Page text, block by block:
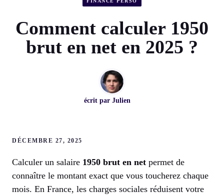
Comment calculer 1950
brut en net en 2025 ?
écrit par Julien
DÉCEMBRE 27, 2025
Calculer un salaire 1950 brut en net permet de
connaître le montant exact que vous toucherez chaque
mois. En France, les charges sociales réduisent votre